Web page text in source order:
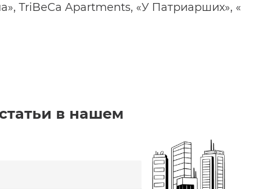
TriBeCa Apartments, «У Патриарших», «
в нашем